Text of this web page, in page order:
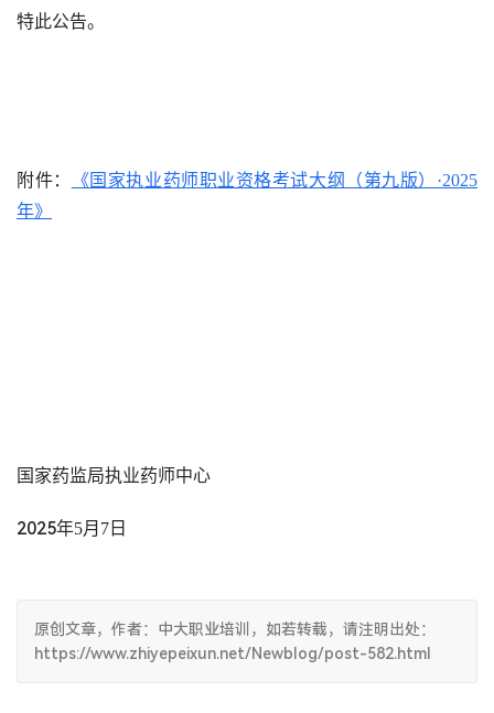
特此公告。
附件： 《国家执业药师职业资格考试大纲（第九版） ·2025
年》
国家药监局执业药师中心
2025年5月 7 日
原创文章，作者：中大职业培训，如若转载，请注明出处：
https://www.zhiyepeixun.net/Newblog/post-582.html